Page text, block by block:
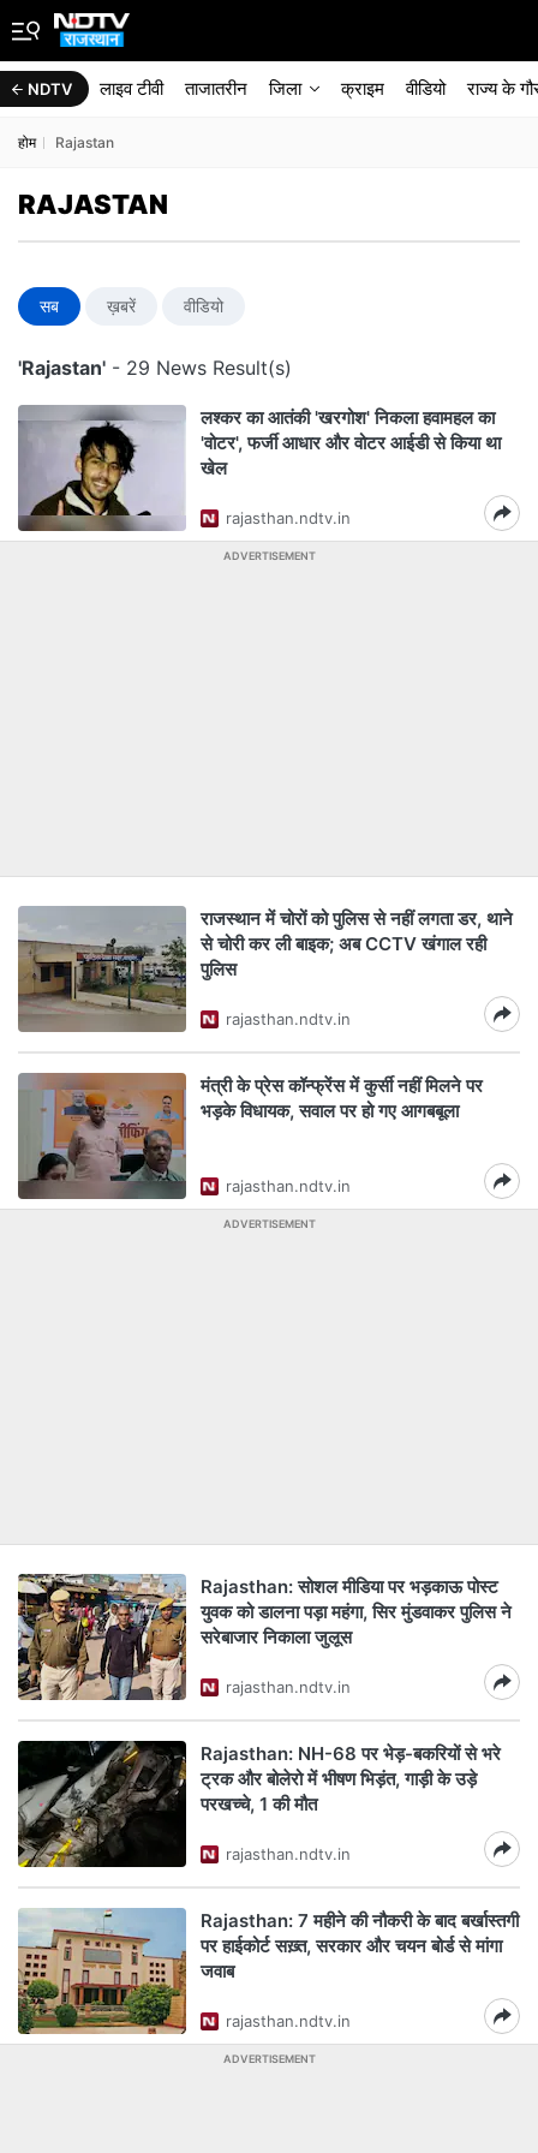
NDTV लाइव टीवी ताजातरीन जिला क्राइम वीडियो राज्‍य के
होम Rajastan
RAJASTAN
सब ख़बरें वीडियो
'Rajastan' - 29 News Result(s)
लश्कर का आतंकी 'खरगोश' निकला हवामहल का
'वोटर', फर्जी आधार और वोटर आईडी से किया था
खेल
rajasthan.ndtv.in
ADVERTISEMENT
राजस्‍थान में चोरों को पुलिस से नहीं लगता डर, थाने
से चोरी कर ली बाइक; अब CCTV खंगाल रही
पुल‍िस
rajasthan.ndtv.in
मंत्री के प्रेस कॉन्फ्रेंस में कुर्सी नहीं म‍िलने पर
भड़के व‍िधायक, सवाल पर हो गए आगबबूला
rajasthan.ndtv.in
ADVERTISEMENT
Rajasthan: सोशल मीडिया पर भड़काऊ पोस्ट
युवक को डालना पड़ा महंगा, सिर मुंडवाकर पुलिस ने
सरेबाजार निकाला जुलूस
rajasthan.ndtv.in
Rajasthan: NH-68 पर भेड़-बकरियों से भरे
ट्रक और बोलेरो में भीषण भिड़ंत, गाड़ी के उड़े
परखच्चे, 1 की मौत
rajasthan.ndtv.in
Rajasthan: 7 महीने की नौकरी के बाद बर्खास्तगी
पर हाईकोर्ट सख़्त, सरकार और चयन बोर्ड से मांगा
जवाब
rajasthan.ndtv.in
ADVERTISEMENT